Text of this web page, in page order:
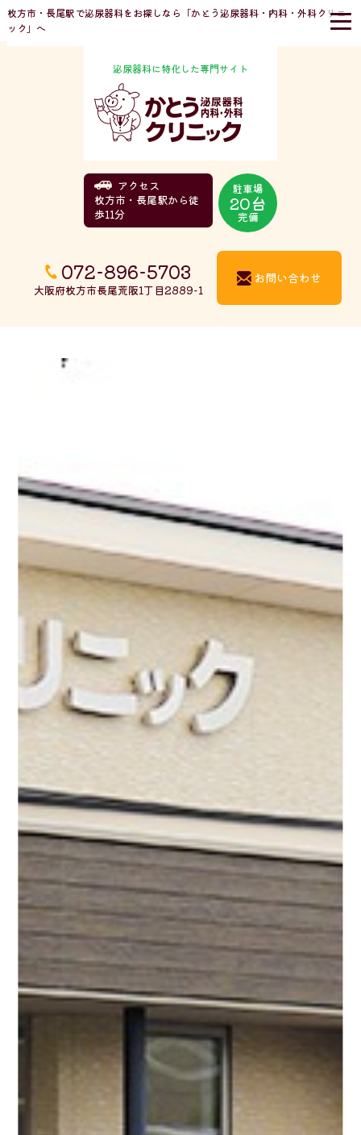
枚方市・長尾駅で泌尿器科をお探しなら「かとう泌尿器科・内科・外科クリニ
ック」へ
泌尿器科に特化した専門サイト
アクセス
枚方市・長尾駅から徒
歩11分
駐車場
20台
完備
072-896-5703
大阪府枚方市長尾荒阪1丁目2889-1
お問い合わせ